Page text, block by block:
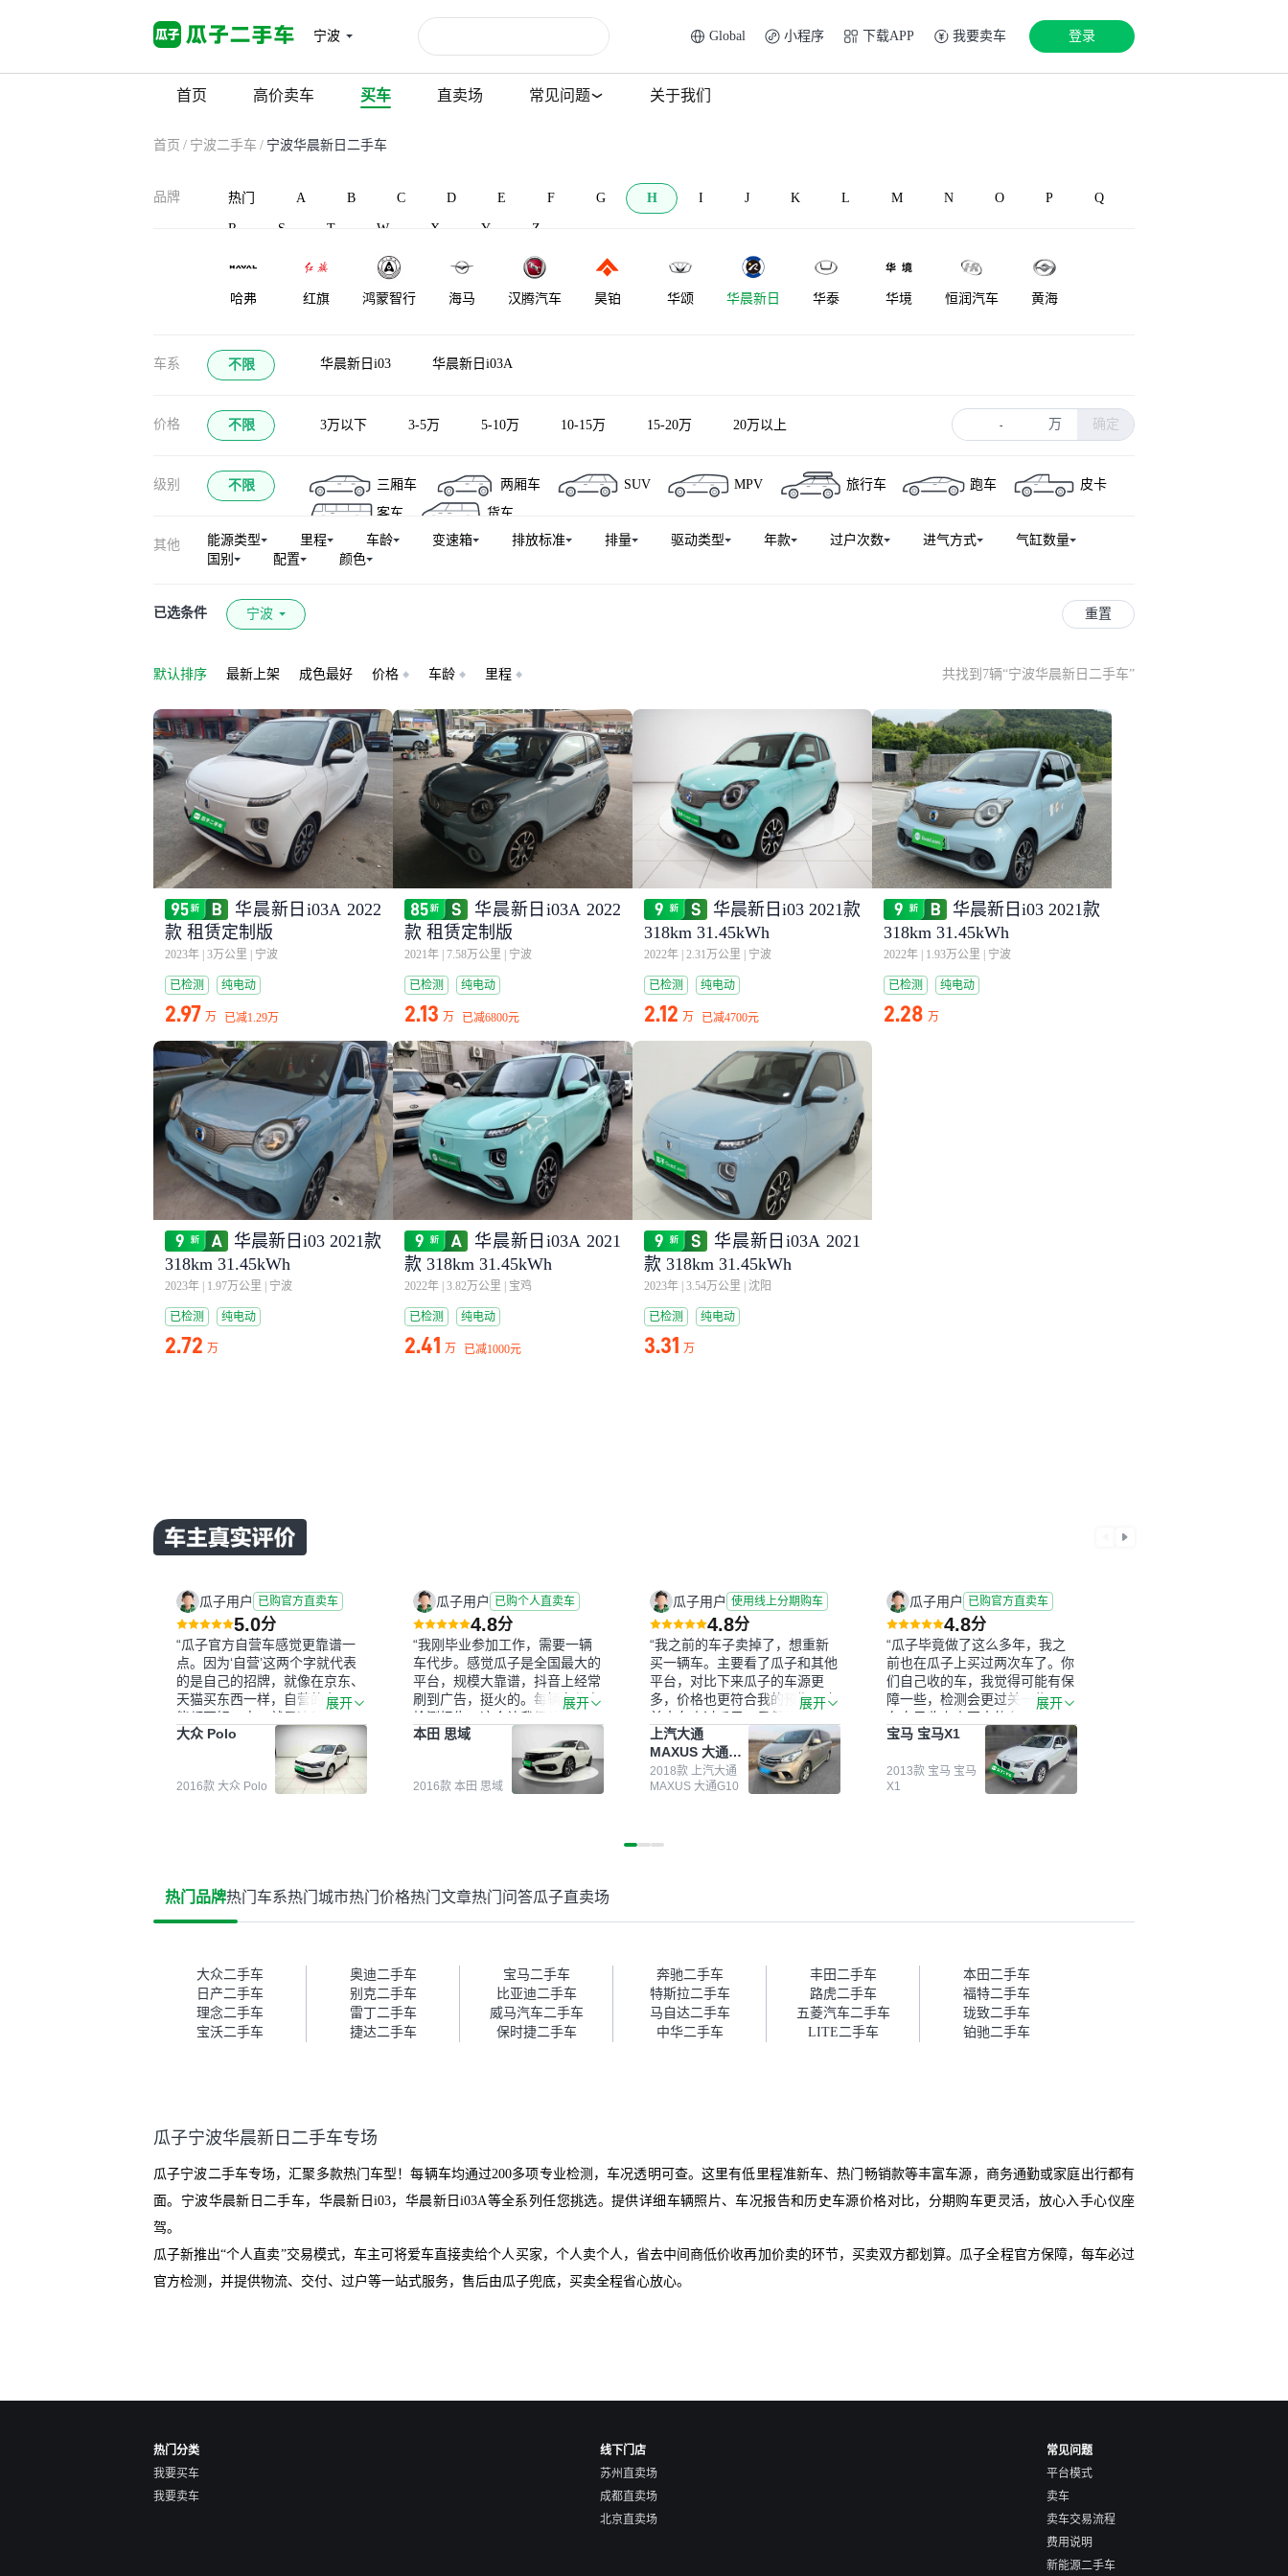
宁波 Global 小程序 下载APP 我要卖车 登录
首页 高价卖车 买车 直卖场 常见问题 关于我们
首页 / 宁波二手车 / 宁波华晨新日二手车
品牌 热门 A B C D E F G H I J K L M N O P Q
R S T W X Y Z
哈弗 红旗 鸿蒙智行 海马 汉腾汽车 昊铂 华颂 华晨新日 华泰 华境 恒润汽车 黄海
恒天 华梓汽车 恒驰 华利
汉龙汽车
车系 不限 华晨新日i03 华晨新日i03A
价格 不限 3万以下 3-5万 5-10万 10-15万 15-20万 20万以上 - 万 确定
级别 不限 三厢车 两厢车 SUV MPV 旅行车 跑车
皮卡
客车
货车
其他 能源类型 里程 车龄 变速箱 排放标准 排量 驱动类型 年款 过户次数 进气方式
气缸数量
国别
配置 颜色
已选条件 宁波 重置
默认排序 最新上架 成色最好 价格 车龄 里程 共找到7辆“宁波华晨新日二手车”
华晨新日i03A 2022
款 租赁定制版
2023年 3万公里 宁波
已检测 纯电动
2.97 万 已减1.29万
华晨新日i03A 2022
款 租赁定制版
2021年 7.58万公里 宁波
已检测 纯电动
2.13 万 已减6800元
华晨新日i03 2021款
318km 31.45kWh
2022年 2.31万公里 宁波
已检测 纯电动
2.12 万 已减4700元
华晨新日i03 2021款
318km 31.45kWh
2022年 1.93万公里 宁波
已检测 纯电动
2.28 万
华晨新日i03 2021款
318km 31.45kWh
2023年 1.97万公里 宁波
已检测 纯电动
2.72 万
华晨新日i03A 2021
款 318km 31.45kWh
2022年 3.82万公里 宝鸡
已检测 纯电动
2.41 万 已减1000元
华晨新日i03A 2021
款 318km 31.45kWh
2023年 3.54万公里 沈阳
已检测 纯电动
3.31 万
瓜子用户 已购官方直卖车
5.0分
“瓜子官方自营车感觉更靠谱一
点。因为‘自营’这两个字就代表
的是自己的招牌，就像在京东、
天猫买东西一样，自营的东西可
能都要好一点。就是这种刻板印
象吧。一开始买二手车的时候，
我确实有担心过事故车、泡水车
这些问题。瓜子的检测报告其实
并不能完全打消顾虑，因为我也
果跟你们的报告是符合的，所以
这次车况没问题。购车流程挺快
车。去之前我提前跟交接人员说
好，到了之后要当着我的面再做
一次复检，你们也安排了师傅，
服务可以，速度很快。体验下来
自营车的感觉是要比个人车好一
我协商，主动权在平台手里。”
展开
大众 Polo
2016款 大众 Polo
瓜子用户 已购个人直卖车
4.8分
“我刚毕业参加工作，需要一辆
车代步。感觉瓜子是全国最大的
平台，规模大靠谱，抖音上经常
刷到广告，挺火的。每辆车都有
检测报告，这个让我很放心。去
外面买车全凭卖家一张嘴，不敢
买。我买了本田思域，白色，过
户次数少，公里数符合，虽然价
格比我心理预期略高一点，但瓜
价格比车商那便宜，车况也有检
展开
本田 思域
2016款 本田 思域
瓜子用户 使用线上分期购车
4.8分
“我之前的车子卖掉了，想重新
买一辆车。主要看了瓜子和其他
平台，对比下来瓜子的车源更
多，价格也更符合我的预期。之
前卖车来过瓜子，虽然价格没谈
成，但APP一直留着。瓜子毕竟
是大平台，整体印象还好。我最
终买了一台上汽大通，18年的
车，公里数9万多，符合我的要
捷，其他平台的分期需要到当地
障。”
展开
上汽大通
MAXUS 大通
G10
2018款 上汽大通
MAXUS 大通G10
瓜子用户 已购官方直卖车
4.8分
“瓜子毕竟做了这么多年，我之
前也在瓜子上买过两次车了。你
们自己收的车，我觉得可能有保
障一些，检测会更过关一些。平
台自己收上来再卖的车，应该更
可靠。我买的是宝马X1，主要看
中它的价格和公里数比较合适。
另外，瓜子承诺无火烧、无事
故、无泡水、无调表，在平台自
帮我谈价。自营车我讲过价，最
后是通过花一块钱买优惠券的方
式，便宜了800块钱成交。”
展开
宝马 宝马X1
2013款 宝马 宝马
X1
热门品牌热门车系热门城市热门价格热门文章热门问答瓜子直卖场
大众二手车 奥迪二手车 宝马二手车 奔驰二手车 丰田二手车
本田二手车
日产二手车
别克二手车 比亚迪二手车 特斯拉二手车 路虎二手车
福特二手车
理念二手车
雷丁二手车 威马汽车二手车 马自达二手车 五菱汽车二手车
珑致二手车
宝沃二手车
捷达二手车 保时捷二手车 中华二手车 LITE二手车 铂驰二手车
瓜子宁波华晨新日二手车专场
瓜子宁波二手车专场，汇聚多款热门车型！每辆车均通过200多项专业检测，车况透明可查。这里有低里程准新车、热门畅销款等丰富车源，商务通勤或家庭出行都有
面。宁波华晨新日二手车，华晨新日i03，华晨新日i03A等全系列任您挑选。提供详细车辆照片、车况报告和历史车源价格对比，分期购车更灵活，放心入手心仪座
驾。
瓜子新推出“个人直卖”交易模式，车主可将爱车直接卖给个人买家，个人卖个人，省去中间商低价收再加价卖的环节，买卖双方都划算。瓜子全程官方保障，每车必过
官方检测，并提供物流、交付、过户等一站式服务，售后由瓜子兜底，买卖全程省心放心。
热门分类
我要买车
我要卖车
线下门店
苏州直卖场
成都直卖场
北京直卖场
常见问题
平台模式
卖车
卖车交易流程
费用说明
新能源二手车